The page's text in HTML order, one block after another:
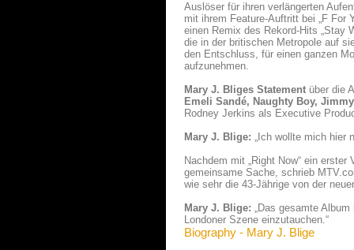
Auslöser für ihren verlängerten
mit ihrem Feature-Auftritt bei „F For
einen Remix des Rekord-Hits „Stay
die in der britischen Metropole auf
den Entschluss, für einen ganzen
aufzunehmen.
Mary J. Bliges Statement über die
Emeli Sandé, Naughty Boy,
Rodney Jerkins als Executive
Mary J. Blige: „Ich wollte mich hier
Nachdem mit „Right Now“ ein
gemeinsame Sache, schrieb
wie sehr die 43-Jährige von der
Mary J. Blige: „Das gesamte
Londoner Szene einzutauchen.“
Biography - Mary J. Blige